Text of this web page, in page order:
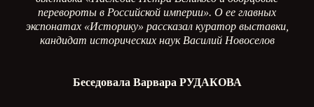
перевороты в Российской империи». О ее главных
экспонатах «Историку» рассказал куратор выставки,
кандидат исторических наук Василий Новоселов
Беседовала Варвара РУДАКОВА